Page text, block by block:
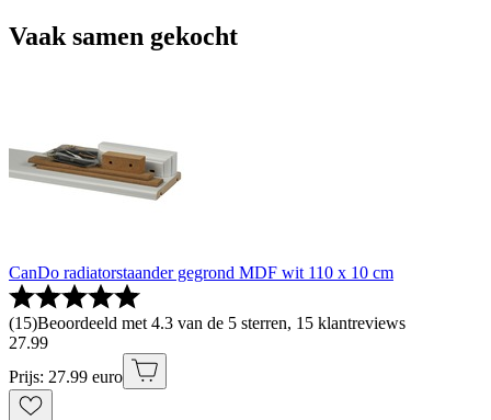
Vaak samen gekocht
CanDo radiatorstaander gegrond MDF wit 110 x 10 cm
(15)Beoordeeld met 4.3 van de 5 sterren, 15 klantreviews
27.99
Prijs: 27.99 euro